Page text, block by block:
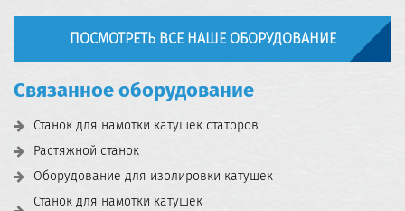
ПОСМОТРЕТЬ ВСЕ НАШЕ ОБОРУДОВАНИЕ
Связанное оборудование
Станок для намотки катушек статоров
Растяжной станок
Оборудование для изолировки катушек
Станок для намотки катушек